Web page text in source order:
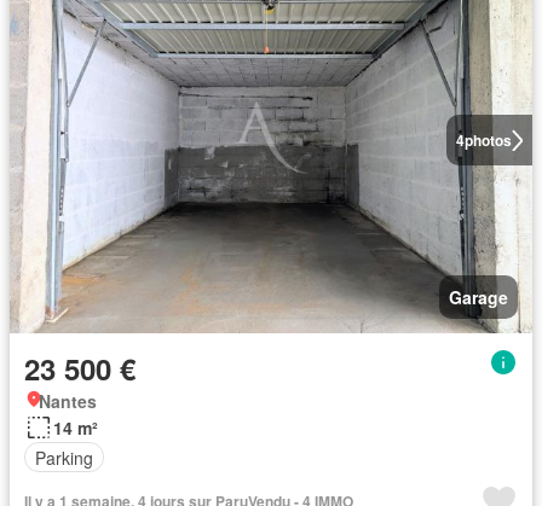
4photos
Garage
23 500 €
Nantes
14 m²
Parking
Il y a 1 semaine, 4 jours sur ParuVendu - 4 IMMO